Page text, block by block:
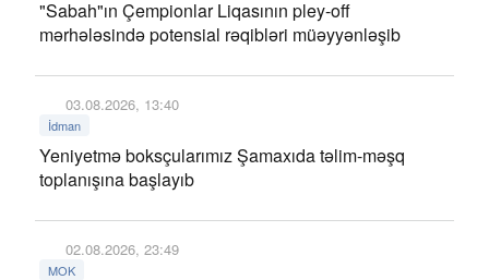
"Sabah"ın Çempionlar Liqasının pley-off
mərhələsində potensial rəqibləri müəyyənləşib
03.08.2026, 13:40
İdman
Yeniyetmə boksçularımız Şamaxıda təlim-məşq
toplanışına başlayıb
02.08.2026, 23:49
MOK